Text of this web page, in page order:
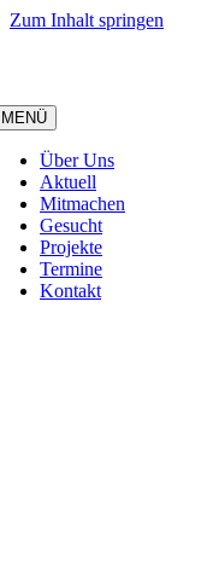
Zum Inhalt springen
MENÜ
Über Uns
Aktuell
Mitmachen
Gesucht
Projekte
Termine
Kontakt